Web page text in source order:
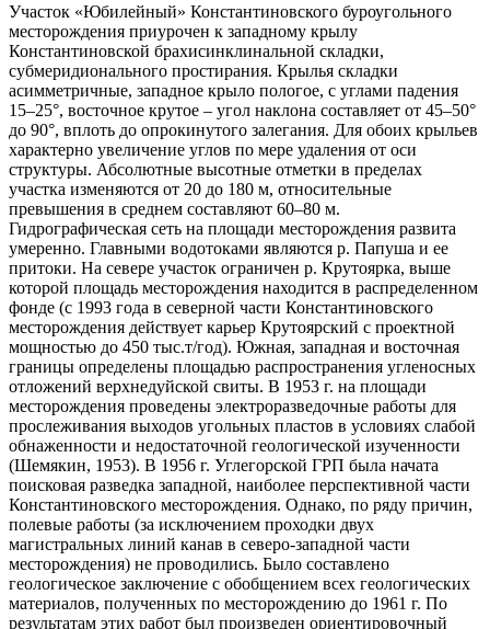
Участок «Юбилейный» Константиновского буроугольного
месторождения приурочен к западному крылу
Константиновской брахисинклинальной складки,
субмеридионального простирания. Крылья складки
асимметричные, западное крыло пологое, с углами падения
15–25°, восточное крутое – угол наклона составляет от 45–50°
до 90°, вплоть до опрокинутого залегания. Для обоих крыльев
характерно увеличение углов по мере удаления от оси
структуры. Абсолютные высотные отметки в пределах
участка изменяются от 20 до 180 м, относительные
превышения в среднем составляют 60–80 м.
Гидрографическая сеть на площади месторождения развита
умеренно. Главными водотоками являются р. Папуша и ее
притоки. На севере участок ограничен р. Крутоярка, выше
которой площадь месторождения находится в распределенном
фонде (с 1993 года в северной части Константиновского
месторождения действует карьер Крутоярский с проектной
мощностью до 450 тыс.т/год). Южная, западная и восточная
границы определены площадью распространения угленосных
отложений верхнедуйской свиты. В 1953 г. на площади
месторождения проведены электроразведочные работы для
прослеживания выходов угольных пластов в условиях слабой
обнаженности и недостаточной геологической изученности
(Шемякин, 1953). В 1956 г. Углегорской ГРП была начата
поисковая разведка западной, наиболее перспективной части
Константиновского месторождения. Однако, по ряду причин,
полевые работы (за исключением проходки двух
магистральных линий канав в северо-западной части
месторождения) не проводились. Было составлено
геологическое заключение с обобщением всех геологических
материалов, полученных по месторождению до 1961 г. По
результатам этих работ был произведен ориентировочный